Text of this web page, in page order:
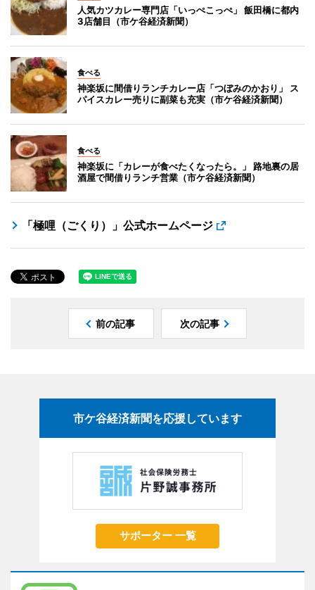
人気カツカレー専門店「いっぺこっぺ」 飯田橋に都内
3店舗目（市ケ谷経済新聞）
食べる
神楽坂に間借りランチカレー店「つぼみのかおり」 ス
パイスカレー売りに副菜も充実（市ケ谷経済新聞）
食べる
神楽坂に「カレーが食べたくなったら。」 路地裏の居
酒屋で間借りランチ営業（市ケ谷経済新聞）
「極哩（ごくり）」公式ホームページ
前の記事 次の記事
市ケ谷経済新聞を応援しています
サポーター 一覧